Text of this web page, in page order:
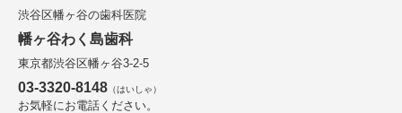
渋谷区幡ヶ谷の歯科医院
幡ヶ谷わく島歯科
東京都渋谷区幡ヶ谷3-2-5
03-3320-8148 （はいしゃ）
お気軽にお電話ください。